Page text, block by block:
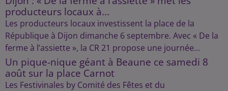
producteurs locaux à...
Les producteurs locaux investissent la place de la
République à Dijon dimanche 6 septembre. Avec « De la
ferme à l’assiette », la CR 21 propose une journée...
Un pique-nique géant à Beaune ce samedi 8
août sur la place Carnot
Les Festivinales by Comité des Fêtes et du